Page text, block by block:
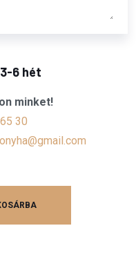
6 hét
minket!
30